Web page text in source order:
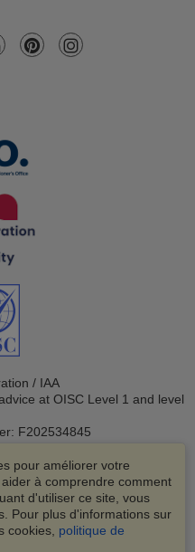
pour améliorer votre
à comprendre comment
d'utiliser ce site, vous
Pour plus d'informations sur
cookies, politique de
/ IAA
at OISC Level 1 and level
F202534845
Tous droits réservés.